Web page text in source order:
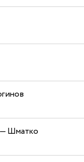
— Шматко